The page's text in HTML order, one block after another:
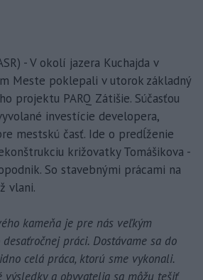
- V okolí jazera Kuchajda v
Meste poklepali v utorok základný
projektu PARQ Zátišie. Súčasťou
investície developera,
mestskú časť. Ide o predĺženie
križovatky Tomášikova -
So stavebnými prácami na
vlani.
kameňa je pre nás veľkým
práci. Dostávame sa do
celá práca, ktorú sme vykonali.
a obyvatelia sa môžu tešiť